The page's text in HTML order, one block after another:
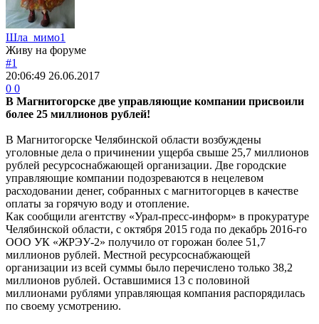
Шла_мимо1
Живу на форуме
#1
20:06:49 26.06.2017
0 0
В Магнитогорске две управляющие компании присвоили
более 25 миллионов рублей!
В Магнитогорске Челябинской области возбуждены
уголовные дела о причинении ущерба свыше 25,7 миллионов
рублей ресурсоснабжающей организации. Две городские
управляющие компании подозреваются в нецелевом
расходовании денег, собранных с магнитогорцев в качестве
оплаты за горячую воду и отопление.
Как сообщили агентству «Урал-пресс-информ» в прокуратуре
Челябинской области, с октября 2015 года по декабрь 2016-го
ООО УК «ЖРЭУ-2» получило от горожан более 51,7
миллионов рублей. Местной ресурсоснабжающей
организации из всей суммы было перечислено только 38,2
миллионов рублей. Оставшимися 13 с половиной
миллионами рублями управляющая компания распорядилась
по своему усмотрению.